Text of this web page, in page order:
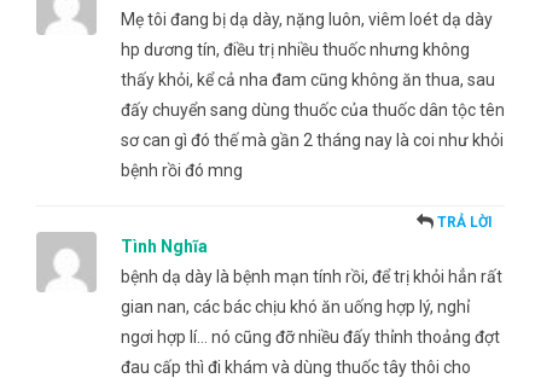
Mẹ tôi đang bị dạ dày, nặng luôn, viêm loét dạ dày
hp dương tín, điều trị nhiều thuốc nhưng không
thấy khỏi, kể cả nha đam cũng không ăn thua, sau
đấy chuyển sang dùng thuốc của thuốc dân tộc tên
sơ can gì đó thế mà gần 2 tháng nay là coi như khỏi
bệnh rồi đó mng
Tình Nghĩa
TRẢ LỜI
bệnh dạ dày là bệnh mạn tính rồi, để trị khỏi hẳn rất
gian nan, các bác chịu khó ăn uống hợp lý, nghỉ
ngơi hợp lí… nó cũng đỡ nhiều đấy thỉnh thoảng đợt
đau cấp thì đi khám và dùng thuốc tây thôi cho